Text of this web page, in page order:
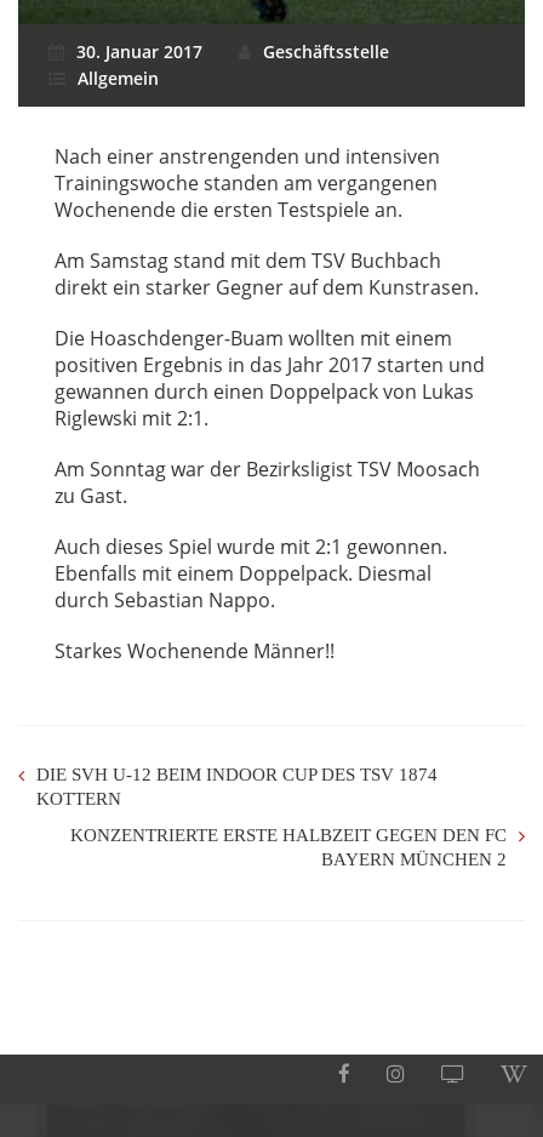
30. Januar 2017
Geschäftsstelle
Allgemein
Nach einer anstrengenden und intensiven
Trainingswoche standen am vergangenen
Wochenende die ersten Testspiele an.
Am Samstag stand mit dem TSV Buchbach
direkt ein starker Gegner auf dem Kunstrasen.
Die Hoaschdenger-Buam wollten mit einem
positiven Ergebnis in das Jahr 2017 starten und
gewannen durch einen Doppelpack von Lukas
Riglewski mit 2:1.
Am Sonntag war der Bezirksligist TSV Moosach
zu Gast.
Auch dieses Spiel wurde mit 2:1 gewonnen.
Ebenfalls mit einem Doppelpack. Diesmal
durch Sebastian Nappo.
Starkes Wochenende Männer!!
DIE SVH U-12 BEIM INDOOR CUP DES TSV 1874
KOTTERN
KONZENTRIERTE ERSTE HALBZEIT GEGEN DEN FC
BAYERN MÜNCHEN 2